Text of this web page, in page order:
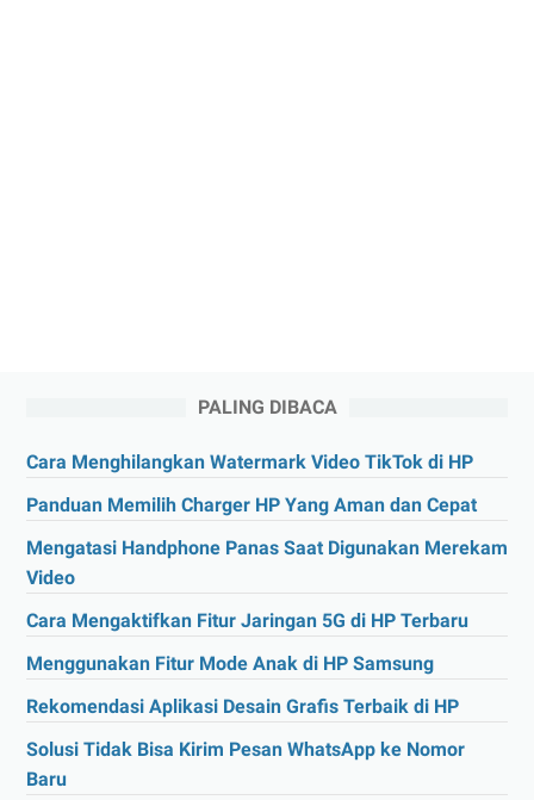
PALING DIBACA
Cara Menghilangkan Watermark Video TikTok di HP
Panduan Memilih Charger HP Yang Aman dan Cepat
Mengatasi Handphone Panas Saat Digunakan Merekam
Video
Cara Mengaktifkan Fitur Jaringan 5G di HP Terbaru
Menggunakan Fitur Mode Anak di HP Samsung
Rekomendasi Aplikasi Desain Grafis Terbaik di HP
Solusi Tidak Bisa Kirim Pesan WhatsApp ke Nomor
Baru